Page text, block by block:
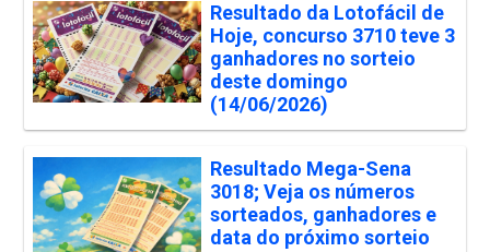
Resultado da Lotofácil de
Hoje, concurso 3710 teve 3
ganhadores no sorteio
deste domingo
(14/06/2026)
Resultado Mega-Sena
3018; Veja os números
sorteados, ganhadores e
data do próximo sorteio